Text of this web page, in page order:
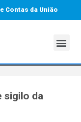
Contas da União
sigilo da